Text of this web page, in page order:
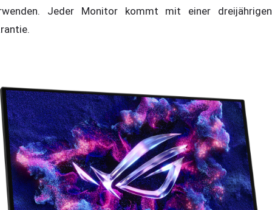
Jeder Monitor kommt mit einer dreijährigen